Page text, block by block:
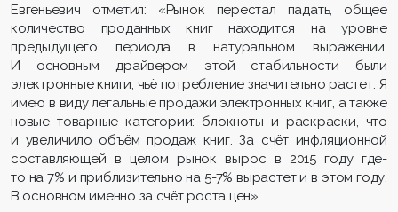
Евгеньевич отметил: «Рынок перестал падать, общее
количество проданных книг находится на уровне
предыдущего периода в натуральном выражении.
И основным драйвером этой стабильности были
электронные книги, чьё потребление значительно растет. Я
имею в виду легальные продажи электронных книг, а также
новые товарные категории: блокноты и раскраски, что
и увеличило объём продаж книг. За счёт инфляционной
составляющей в целом рынок вырос в 2015 году где-
то на 7% и приблизительно на 5-7% вырастет и в этом году.
В основном именно за счёт роста цен».